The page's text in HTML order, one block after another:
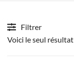
Filtrer
Voici le seul résultat